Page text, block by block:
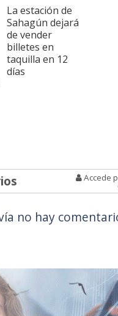
La estación de
Sahagún dejará
de vender
billetes en
taquilla en 12
días
Accede
no hay